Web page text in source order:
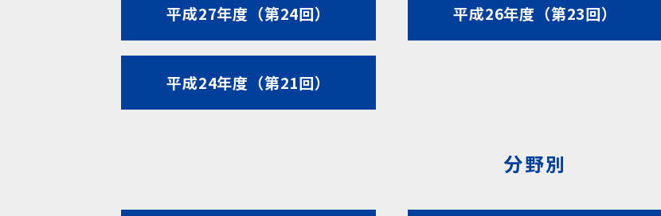
平成27年度（第24回） 平成26年度（第23回）
平成24年度（第21回）
分野別